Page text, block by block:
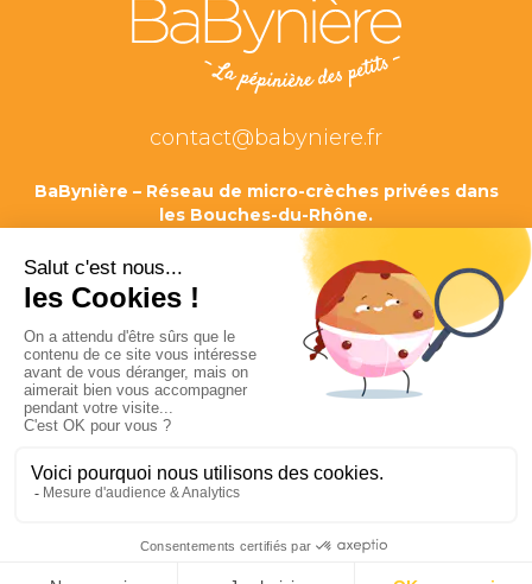
contact@babyniere.fr
BaBynière – Réseau de micro-crèches privées dans
les Bouches-du-Rhône.
Établissements autorisés par arrêté du Président du
Conseil Départemental des Bouches-du-Rhône.
– RCS Marseille 829 512 904 –
Agrément n°23104MIC – 22 mai 2023 – Bouches-du-
Rhône.
SAS BAOBAB-SE– RCS Marseille 899 024 608 –
Agrément n°23089MIC – 15 juin 2023 – Bouches-du-
n°24053MIC – 27 février 2024 – Bouches-du-Rhône.
Copyright © 2019-2026 BAOBAB-SE. Tous droits réservés. |